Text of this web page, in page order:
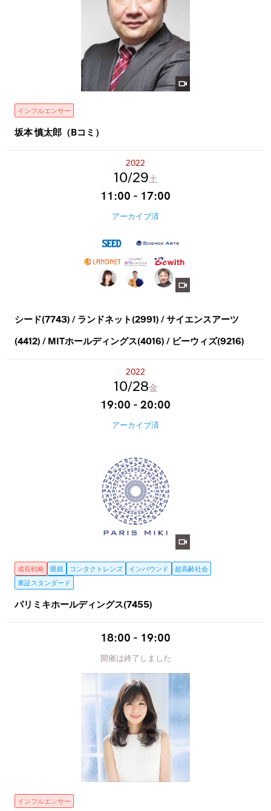
インフルエンサー
坂本 慎太郎（Bコミ）
2022
10 29土
11:00 - 17:00
アーカイブ済
シード(7743) / ランドネット(2991) / サイエンスアーツ
(4412) / MITホールディングス(4016) / ビーウィズ(9216)
2022
10 28金
19:00 - 20:00
アーカイブ済
成長戦略 眼鏡 コンタクトレンズ インバウンド
超高齢社会
東証スタンダード
パリミキホールディングス(7455)
18:00 - 19:00
開催は終了しました
インフルエンサー